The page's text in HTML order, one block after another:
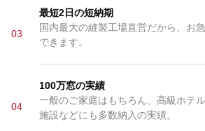
03
最短2日の短納期
国内最大の縫製工場直営だから、お
できます。
04
100万窓の実績
一般のご家庭はもちろん、高級ホテ
施設などにも多数納入の実績。